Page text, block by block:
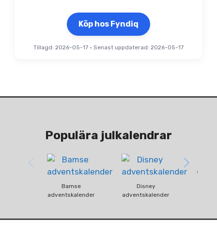
208 kr.198 kr.
Köp hos Fyndiq
Tillagd: 2026-05-17 • Senast uppdaterad: 2026-05-17
Populära julkalendrar
Bamse
adventskalender
Disney
adventskalender